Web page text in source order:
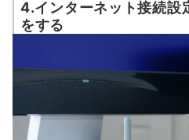
4.インターネット接続設
をする